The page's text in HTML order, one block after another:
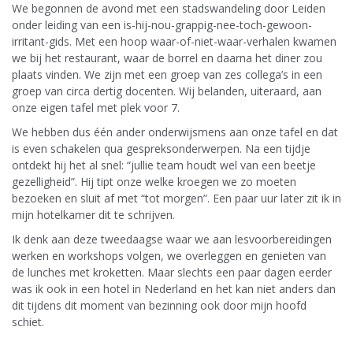
We begonnen de avond met een stadswandeling door Leiden
onder leiding van een is-hij-nou-grappig-nee-toch-gewoon-
irritant-gids. Met een hoop waar-of-niet-waar-verhalen kwamen
we bij het restaurant, waar de borrel en daarna het diner zou
plaats vinden. We zijn met een groep van zes collega’s in een
groep van circa dertig docenten. Wij belanden, uiteraard, aan
onze eigen tafel met plek voor 7.
We hebben dus één ander onderwijsmens aan onze tafel en dat
is even schakelen qua gespreksonderwerpen. Na een tijdje
ontdekt hij het al snel: “jullie team houdt wel van een beetje
gezelligheid”. Hij tipt onze welke kroegen we zo moeten
bezoeken en sluit af met “tot morgen”. Een paar uur later zit ik in
mijn hotelkamer dit te schrijven.
Ik denk aan deze tweedaagse waar we aan lesvoorbereidingen
werken en workshops volgen, we overleggen en genieten van
de lunches met kroketten. Maar slechts een paar dagen eerder
was ik ook in een hotel in Nederland en het kan niet anders dan
dit tijdens dit moment van bezinning ook door mijn hoofd
schiet.